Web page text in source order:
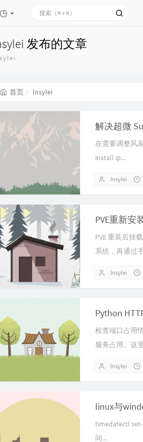
发布的文章
首页 lnsylei
解决超微
在需要调整风
install ip...
lnsylei
PVE重新安
PVE 重装后挂
系统，再通过​
lnsylei
Python
检查端口占用
服务占用。这
lnsylei
linux与
timedatectl
间...